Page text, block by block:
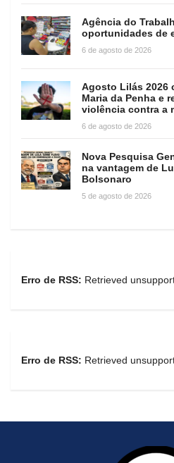
Agência do
oportunidades de
6 de agosto de 2026
Agosto Lilás 2026
Maria da Penha e
violência contra a
6 de agosto de 2026
Nova Pesquisa
na vantagem de
Bolsonaro
5 de agosto de 2026
Erro de RSS: Retrieved
Erro de RSS: Retrieved